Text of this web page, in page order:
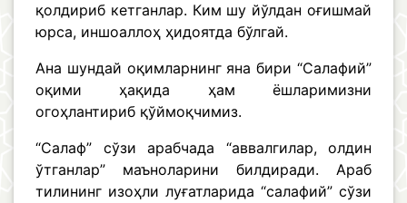
қолдириб кетганлар. Ким шу йўлдан оғишмай
юрса, иншоаллоҳ ҳидоятда бўлгай.
Ана шундай оқимларнинг яна бири “Салафий”
оқими ҳақида ҳам ёшларимизни
огоҳлантириб қўймоқчимиз.
“Салаф” сўзи арабчада “аввалгилар, олдин
ўтганлар” маъноларини билдиради. Араб
тилининг изоҳли луғатларида “салафий” сўзи